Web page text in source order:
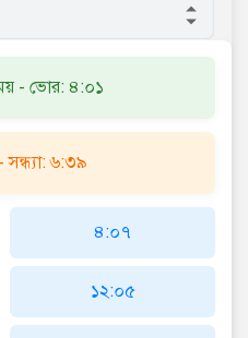
- ভোর: ৪:০১
৬:৩৯
৪:০৭
১২:০৫